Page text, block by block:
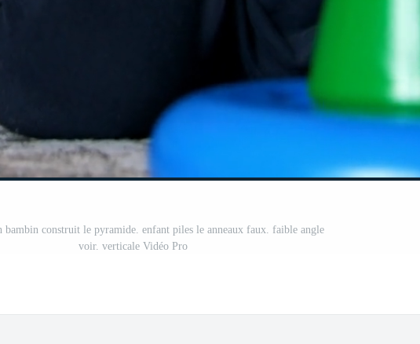
bambin construit le pyramide. enfant piles le anneaux faux. faible angle
voir. verticale Vidéo Pro